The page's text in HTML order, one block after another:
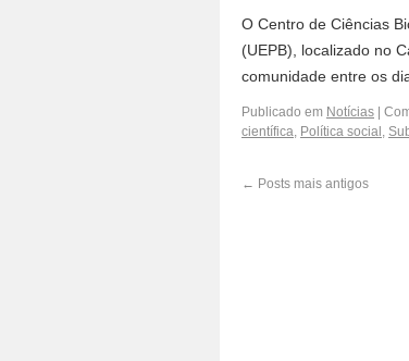
O Centro de Ciências
(UEPB), localizado no
comunidade entre os
Publicado em Notícias
científica, Política social ,
← Posts mais antigos